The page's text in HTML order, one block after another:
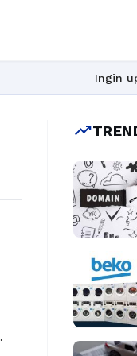
Ingin
trending_up